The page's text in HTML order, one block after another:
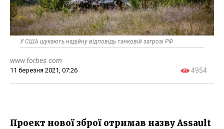
У США шукають надійну відповідь танковій загрозі РФ
www.forbes.com
11 березня 2021, 07:26 4954
Проект нової зброї отримав назву Assault